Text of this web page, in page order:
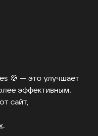
🍪 — это улучшает
эффективным.
сайт,
.